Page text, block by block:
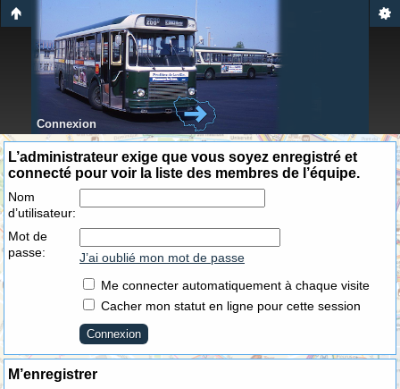
Connexion
L’administrateur exige que vous soyez enregistré et
connecté pour voir la liste des membres de l’équipe.
Nom
d’utilisateur:
Mot de
passe:
J’ai oublié mon mot de passe
Me connecter automatiquement à chaque visite
Cacher mon statut en ligne pour cette session
M’enregistrer